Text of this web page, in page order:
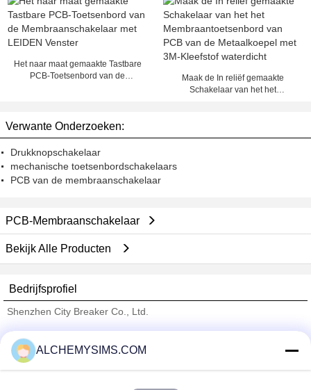
Metaalkoepel/Membraancomité
Schakelaar
Het naar maat gemaakte Tastbare
PCB-Toetsenbord van de
Maak de In reliëf gemaakte
Schakelaar van het het
Verwante Onderzoeken:
Drukknopschakelaar
mechanische toetsenbordschakelaars
PCB van de membraanschakelaar
PCB-Membraanschakelaar
Bekijk Alle Producten
Bedrijfsprofiel
Shenzhen City Breaker Co., Ltd.
Trust Seal
Verified Suplier
ALCHEMYSIMS.COM